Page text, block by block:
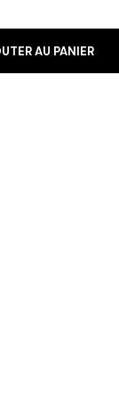
AU PANIER